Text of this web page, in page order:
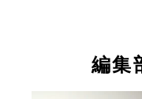
編集